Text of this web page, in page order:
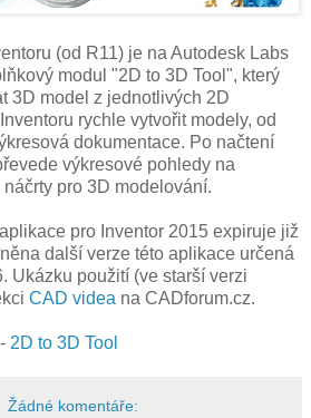
(od R11) je na Autodesk Labs
modul "2D to 3D Tool", který
3D model z jednotlivých 2D
rychle vytvořit modely, od
dokumentace. Po načtení
výkresové pohledy na
pro 3D modelování.
pro Inventor 2015 expiruje již
další verze této aplikace určená
Ukázku použití (ve starší verzi
CAD videa na CADforum.cz.
2D to 3D Tool
Žádné komentáře: